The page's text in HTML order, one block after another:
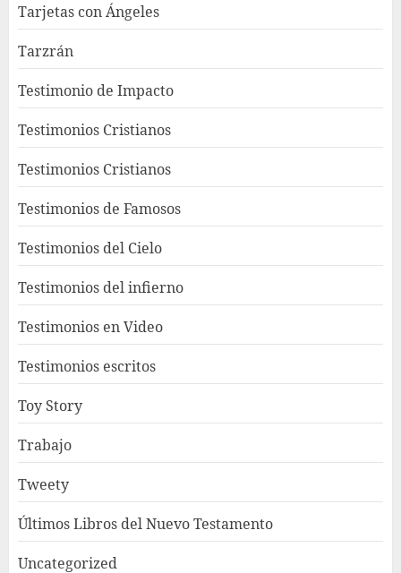
Tarjetas con Ángeles
Tarzrán
Testimonio de Impacto
Testimonios Cristianos
Testimonios Cristianos
Testimonios de Famosos
Testimonios del Cielo
Testimonios del infierno
Testimonios en Video
Testimonios escritos
Toy Story
Trabajo
Tweety
Últimos Libros del Nuevo Testamento
Uncategorized